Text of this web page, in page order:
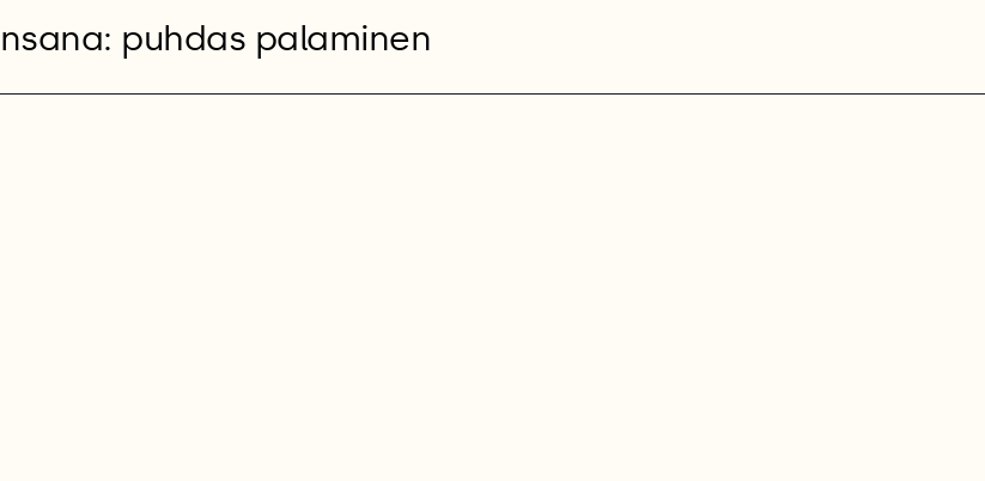
puhdas palaminen